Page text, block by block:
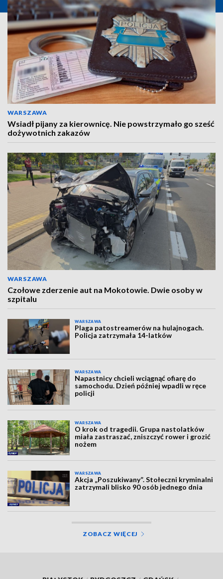
WARSZAWA
Wsiadł pijany za kierownicę. Nie powstrzymało go sześć
dożywotnich zakazów
WARSZAWA
Czołowe zderzenie aut na Mokotowie. Dwie osoby w
szpitalu
WARSZAWA
Plaga patostreamerów na hulajnogach.
Policja zatrzymała 14-latków
WARSZAWA
Napastnicy chcieli wciągnąć ofiarę do
samochodu. Dzień później wpadli w ręce
policji
WARSZAWA
O krok od tragedii. Grupa nastolatków
miała zastraszać, zniszczyć rower i grozić
nożem
WARSZAWA
Akcja „Poszukiwany”. Stołeczni kryminalni
zatrzymali blisko 90 osób jednego dnia
ZOBACZ WIĘCEJ